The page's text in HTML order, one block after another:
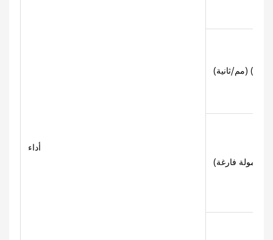
أداء
(مم/ثانية)